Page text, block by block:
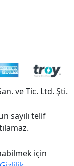
ve Tic. Ltd. Şti.
sayılı telif
için